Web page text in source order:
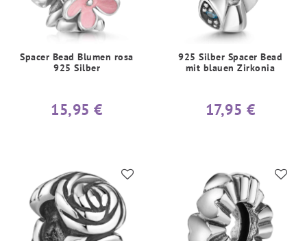
Spacer Bead Blumen rosa
925 Silber
15,95 €
925 Silber Spacer Bead
mit blauen Zirkonia
17,95 €